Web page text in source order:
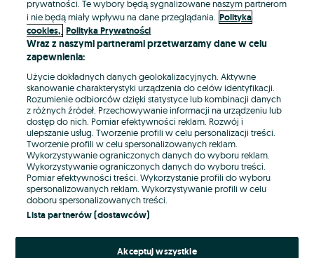
Kontynuuj przez konto Google
LUB
E-mail
Hasło
Nie pamiętasz hasła?
prywatności. Te wybory będą sygnalizowane naszym partnerom
i nie będą miały wpływu na dane przeglądania. Polityka
cookies, Polityka Prywatności
Wraz z naszymi partnerami przetwarzamy dane w celu
zapewnienia:
Użycie dokładnych danych geolokalizacyjnych. Aktywne
skanowanie charakterystyki urządzenia do celów identyfikacji.
Rozumienie odbiorców dzięki statystyce lub kombinacji danych
z różnych źródeł. Przechowywanie informacji na urządzeniu lub
dostęp do nich. Pomiar efektywności reklam. Rozwój i
ulepszanie usług. Tworzenie profili w celu personalizacji treści.
Tworzenie profili w celu spersonalizowanych reklam.
Wykorzystywanie ograniczonych danych do wyboru reklam.
Wykorzystywanie ograniczonych danych do wyboru treści.
Pomiar efektywności treści. Wykorzystanie profili do wyboru
spersonalizowanych reklam. Wykorzystywanie profili w celu
doboru spersonalizowanych treści.
Lista partnerów (dostawców)
Akceptuj wszystkie